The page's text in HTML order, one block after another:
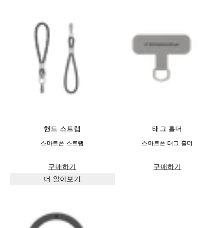
핸드 스트랩
스마트폰 스트랩
구매하기
더 알아보기
태그 홀더
스마트폰 태그 홀더
구매하기